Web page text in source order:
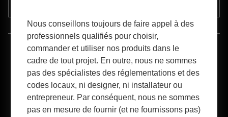
1-800-FORMICA™(367-6422)
Nous conseillons toujours de faire appel à des
professionnels qualifiés pour choisir,
commander et utiliser nos produits dans le
cadre de tout projet. En outre, nous ne sommes
pas des spécialistes des réglementations et des
codes locaux, ni designer, ni installateur ou
entrepreneur. Par conséquent, nous ne sommes
pas en mesure de fournir (et ne fournissons pas)